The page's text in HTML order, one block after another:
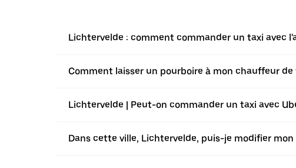
Lichtervelde : comment commander un taxi avec
Comment laisser un pourboire à mon chauffeur
Lichtervelde | Peut-on commander un taxi avec
Dans cette ville, Lichtervelde, puis-je modifier